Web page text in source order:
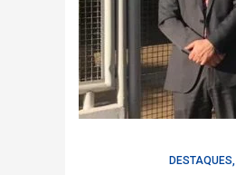
DESTAQUES,